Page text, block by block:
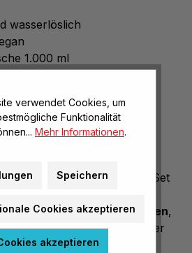
wasserlöslich
1.000 ml
praktischen 6er-Set
im praktischen 6er-Set
freien Lauf lassen!
gebrauchsfertige Farben,
Schulaktivitäten oder
sind.
verwendet Cookies, um
Funktionalität
Mehr Informationen.
Speichern
Cookies akzeptieren
akzeptieren